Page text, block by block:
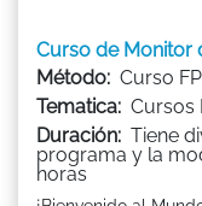
Curso de Monitor
Método: Curso
Tematica: Cursos
Duración: Tiene
programa y la
horas